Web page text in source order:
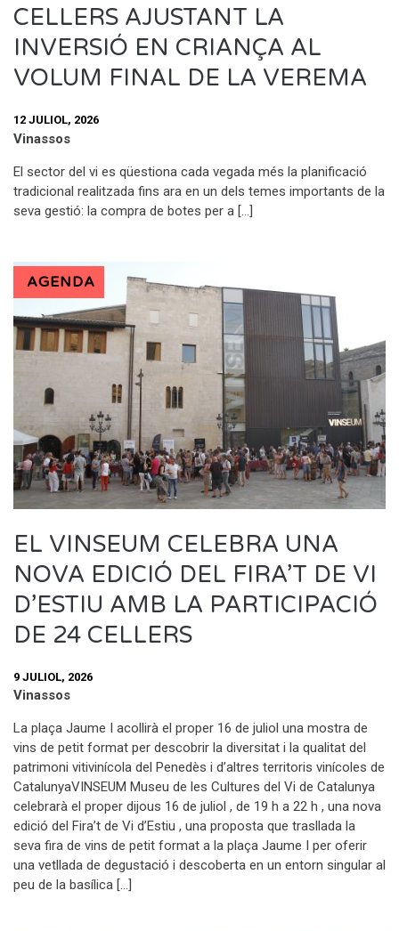
CELLERS AJUSTANT LA
INVERSIÓ EN CRIANÇA AL
VOLUM FINAL DE LA VEREMA
12 JULIOL, 2026
Vinassos
El sector del vi es qüestiona cada vegada més la planificació
tradicional realitzada fins ara en un dels temes importants de la
seva gestió: la compra de botes per a […]
AGENDA
EL VINSEUM CELEBRA UNA
NOVA EDICIÓ DEL FIRA’T DE VI
D’ESTIU AMB LA PARTICIPACIÓ
DE 24 CELLERS
9 JULIOL, 2026
Vinassos
La plaça Jaume I acollirà el proper 16 de juliol una mostra de
vins de petit format per descobrir la diversitat i la qualitat del
patrimoni vitivinícola del Penedès i d’altres territoris vinícoles de
CatalunyaVINSEUM Museu de les Cultures del Vi de Catalunya
celebrarà el proper dijous 16 de juliol , de 19 h a 22 h , una nova
edició del Fira’t de Vi d’Estiu , una proposta que trasllada la
seva fira de vins de petit format a la plaça Jaume I per oferir
una vetllada de degustació i descoberta en un entorn singular al
peu de la basílica […]